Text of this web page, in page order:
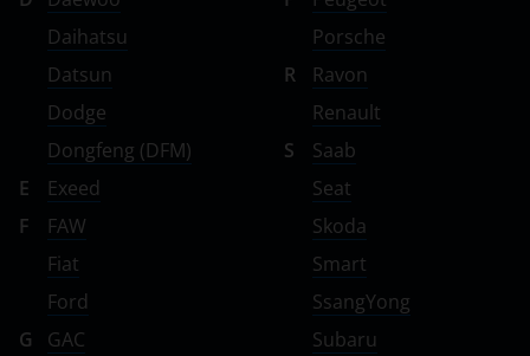
Daihatsu
Datsun
Dodge
Dongfeng (DFM)
E
Exeed
F
FAW
Fiat
Ford
G
GAC
Porsche
R
Ravon
Renault
S
Saab
Seat
Skoda
Smart
SsangYong
Subaru